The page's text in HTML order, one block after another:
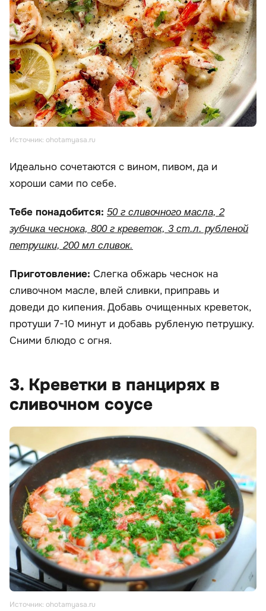
Источник: ohotamyasa.ru
Идеально сочетаются с вином, пивом, да и
хороши сами по себе.
Тебе понадобится: 50 г сливочного масла, 2
зубчика чеснока, 800 г креветок, 3 ст.л. рубленой
петрушки, 200 мл сливок.
Приготовление: Слегка обжарь чеснок на
сливочном масле, влей сливки, приправь и
доведи до кипения. Добавь очищенных креветок,
протуши 7-10 минут и добавь рубленую петрушку.
Сними блюдо с огня.
3. Креветки в панцирях в
сливочном соусе
Источник: ohotamyasa.ru